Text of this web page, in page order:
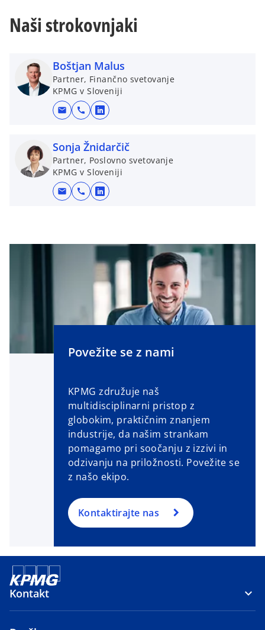
Naši strokovnjaki
Boštjan Malus
Partner, Finančno svetovanje
KPMG v Sloveniji
mail call
o
e
n
s
i
n
e
w
a
Sonja Žnidarčič
Partner, Poslovno svetovanje
KPMG v Sloveniji
mail call
o
i
n
e
t
Povežite se z nami
KPMG združuje naš
multidisciplinarni pristop z
globokim, praktičnim znanjem
industrije, da našim strankam
pomagamo pri soočanju z izzivi in ​​
odzivanju na priložnosti. Povežite se
z našo ekipo.
Kontaktirajte nas
Kontakt